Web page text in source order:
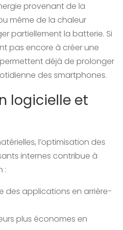
provenant de la
même de la chaleur
partiellement la batterie. Si
pas encore à créer une
déjà de prolonger
des smartphones.
logicielle et
l’optimisation des
internes contribue à
:
des applications en arrière-
plus économes en